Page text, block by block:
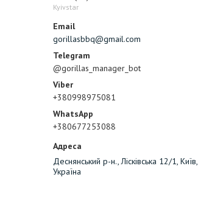
Kyivstar
gorillasbbq@gmail.com
@gorillas_manager_bot
+380998975081
+380677253088
Деснянський р-н., Лісківська 12/1, Київ,
Україна